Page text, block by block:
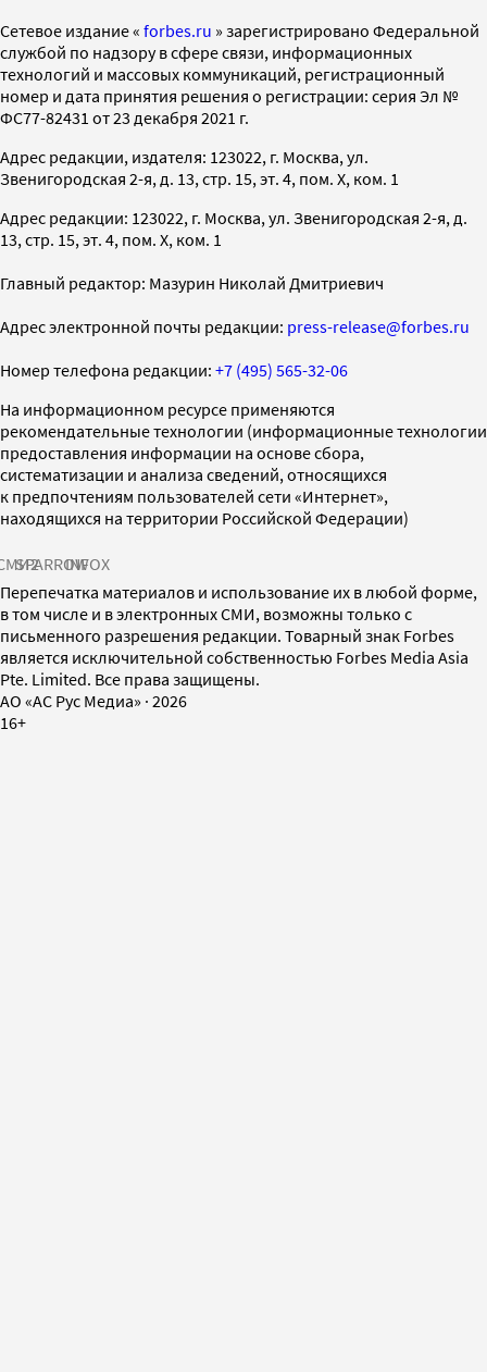
Cетевое издание « forbes.ru » зарегистрировано Федеральной
службой по надзору в сфере связи, информационных
технологий и массовых коммуникаций, регистрационный
номер и дата принятия решения о регистрации: серия Эл №
ФС77-82431 от 23 декабря 2021 г.
Адрес редакции, издателя: 123022, г. Москва, ул.
Звенигородская 2-я, д. 13, стр. 15, эт. 4, пом. X, ком. 1
Адрес редакции: 123022, г. Москва, ул. Звенигородская 2-я, д.
13, стр. 15, эт. 4, пом. X, ком. 1
Главный редактор: Мазурин Николай Дмитриевич
Адрес электронной почты редакции: press-release@forbes.ru
Номер телефона редакции: +7 (495) 565-32-06
На информационном ресурсе применяются
рекомендательные технологии (информационные технологии
предоставления информации на основе сбора,
систематизации и анализа сведений, относящихся
к предпочтениям пользователей сети «Интернет»,
находящихся на территории Российской Федерации)
SPARROWINFOX
Перепечатка материалов и использование их в любой форме,
в том числе и в электронных СМИ, возможны только с
письменного разрешения редакции. Товарный знак Forbes
является исключительной собственностью Forbes Media Asia
Pte. Limited. Все права защищены.
AO «АС Рус Медиа» · 2026
16+